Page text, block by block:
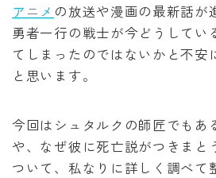
薬屋のひとりごと
黒執事
オフィスの彼女
アニメ の放送や漫画の最新話が
勇者一行の戦士が今どうしてい
てしまったのではないかと不安
と思います。
今回はシュタルクの師匠でもあ
や、なぜ彼に死亡説がつきまと
ついて、私なりに詳しく調べて